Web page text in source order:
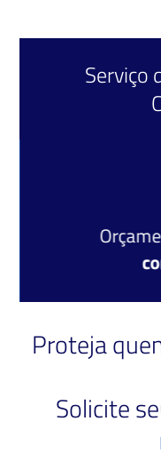
Serviço
Proteja
Solicite